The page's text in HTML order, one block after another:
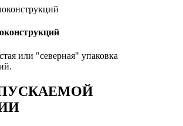
или "северная" упаковка